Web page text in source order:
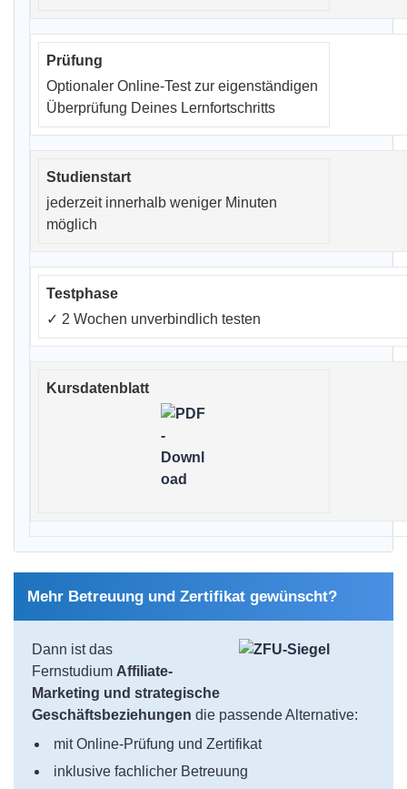
Optionaler Online-Test zur eigenständigen
Überprüfung Deines Lernfortschritts
jederzeit innerhalb weniger Minuten
möglich
✓ 2 Wochen unverbindlich testen
Mehr Betreuung und Zertifikat gewünscht?
Dann ist das
Fernstudium Affiliate-
Marketing und strategische
Geschäftsbeziehungen die passende Alternative:
mit Online-Prüfung und Zertifikat
inklusive fachlicher Betreuung